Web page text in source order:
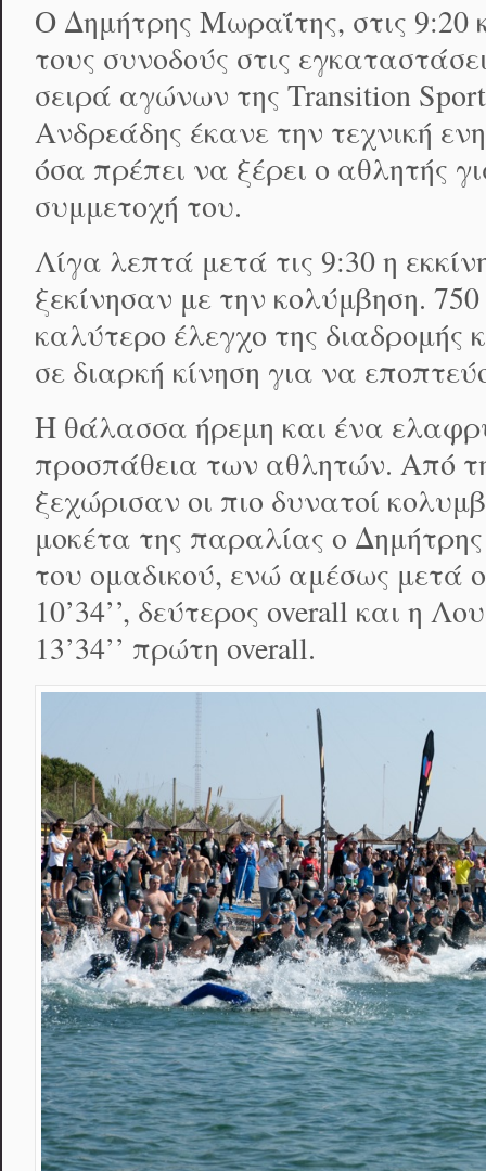
Ο Δημήτρης Μωραΐτης, στις 9:20
τους συνοδούς στις
σειρά αγώνων της Transition
Ανδρεάδης έκανε την τεχνική
όσα πρέπει να ξέρει ο αθλητής
συμμετοχή του.
Λίγα λεπτά μετά τις 9:30 η
ξεκίνησαν με την κολύμβηση.
καλύτερο έλεγχο της διαδρομής
σε διαρκή κίνηση για να
Η θάλασσα ήρεμη και ένα
προσπάθεια των αθλητών. Από
ξεχώρισαν οι πιο δυνατοί
μοκέτα της παραλίας ο Δημήτρης
του ομαδικού, ενώ αμέσως μετά
10’34’’, δεύτερος overall και η
13’34’’ πρώτη overall.